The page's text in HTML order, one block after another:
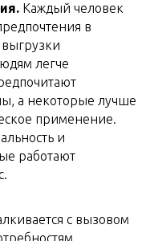
Каждый человек
в
легче
а некоторые лучше
применение.
и
работают
с вызовом